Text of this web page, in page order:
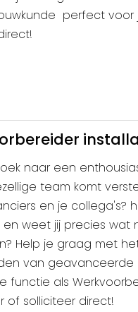
perfect voor
naar een
team komt
en je collega's?
weet jij precies wat
Help je graag met
van geavanceerde
functie als
of solliciteer direct!